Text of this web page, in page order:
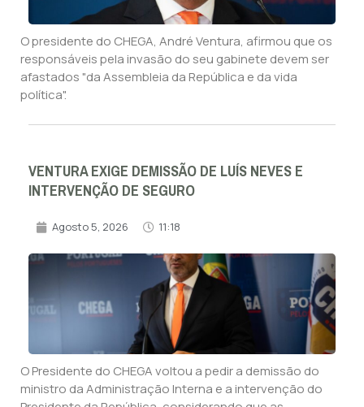
O presidente do CHEGA, André Ventura, afirmou que os
responsáveis pela invasão do seu gabinete devem ser
afastados "da Assembleia da República e da vida
política".
VENTURA EXIGE DEMISSÃO DE LUÍS NEVES E
INTERVENÇÃO DE SEGURO
Agosto 5, 2026 11:18
O Presidente do CHEGA voltou a pedir a demissão do
ministro da Administração Interna e a intervenção do